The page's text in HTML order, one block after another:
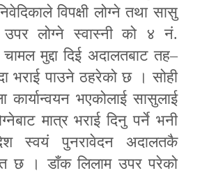
विपक्षी लोग्ने तथा सासु
लोग्ने स्वास्नी को ४ नं.
चामल मुद्दा दिई अदालतबाट तह–
भराई पाउने ठहरेको छ । सोही
भएकोलाई सासुलाई
मात्र भराई दिनु पर्ने भनी
स्वयं पुनरावेदन अदालतकै
छ । डाँक लिलाम उपर परेको